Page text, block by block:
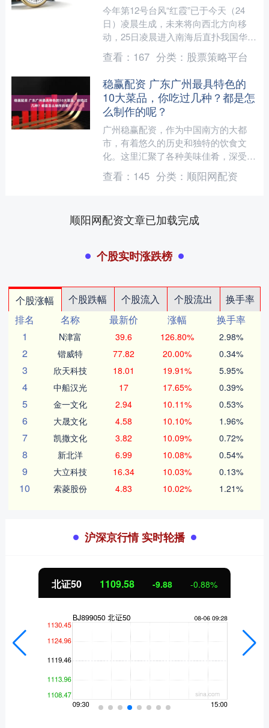
今年第12号台风“红霞”已于今天（24
日）凌晨生成，未来将向西北方向移
动，25日凌晨进入南海后直扑我国华南
沿海，登陆时强度可达台风级。 中央
气象台7月24日18....
查看： 167 分类： 股票策略平台
稳赢配资 广东广州最具特色的
10大菜品，你吃过几种？都是怎
么制作的呢？
广州稳赢配资，作为中国南方的大都
市，有着悠久的历史和独特的饮食文
化。这里汇聚了各种美味佳肴，深受人
们喜爱。以下是广东广州最具特色的10
大菜品，让我们一起来了解它....
查看： 145 分类： 顺阳网配资
顺阳网配资文章已加载完成
个股实时涨跌榜
个股涨幅 个股跌幅 个股流入 个股流出
换手率
排名
名称 最新价 涨幅
换手率
1
N津富 39.6 126.80% 2.98%
2 锴威特 77.82 20.00% 0.34%
3 欣天科技 18.01 19.91% 5.95%
4 中船汉光 17 17.65% 0.39%
5 金一文化 2.94 10.11% 0.53%
6 大晟文化 4.58 10.10% 1.96%
7 凯撒文化 3.82 10.09% 0.72%
8 新北洋 6.99 10.08% 0.54%
9 大立科技 16.34 10.03% 0.13%
10 索菱股份 4.83 10.02% 1.21%
沪深京行情 实时轮播
北证50 1109.58 -9.88 -0.88%